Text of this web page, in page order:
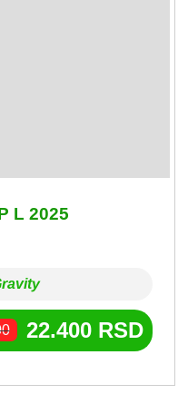
L 2025
22.400 RSD